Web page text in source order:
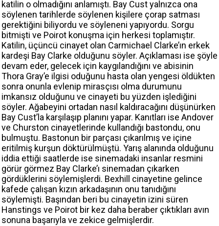
katilin o olmadığını anlamıştı. Bay Cust yalnızca ona
söylenen tarihlerde söylenen kişilere çorap satması
gerektiğini biliyordu ve söyleneni yapıyordu. Sorgu
bitmişti ve Poirot konuşma için herkesi toplamıştır.
Katilin, üçüncü cinayet olan Carmichael Clarke’ın erkek
kardeşi Bay Clarke olduğunu söyler. Açıklaması ise şöyle
devam eder, gelecek için kaygılandığını ve abisinin
Thora Gray’e ilgisi oduğunu hasta olan yengesi öldükten
sonra onunla evlenip mirasçısı olma durumunu
imkansız olduğunu ve cinayeti bu yüzden işlediğini
söyler. Ağabeyini ortadan nasıl kaldıracağını düşünürken
Bay Cust’la karşılaşıp planını yapar. Kanıtları ise Andover
ve Churston cinayetlerinde kullandığı bastondu, onu
bulmuştu. Bastonun bir parçası çıkarılmış ve içine
eritilmiş kurşun döktürülmüştü. Yarış alanında olduğunu
iddia ettiği saatlerde ise sinemadaki insanlar resmini
görür görmez Bay Clarke’ı sinemadan çıkarken
gördüklerini söylemişlerdi. Bexhill cinayetine gelince
kafede çalışan kızın arkadaşının onu tanıdığını
söylemişti. Başından beri bu cinayetin izini süren
Hanstings ve Poirot bir kez daha beraber çıktıkları avın
sonuna başarıyla ve zekice gelmişlerdir.